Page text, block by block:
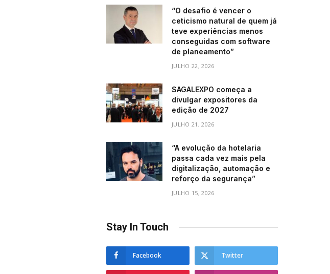
“O desafio é vencer o
ceticismo natural de quem já
teve experiências menos
conseguidas com software
de planeamento”
JULHO 22, 2026
SAGALEXPO começa a
divulgar expositores da
edição de 2027
JULHO 21, 2026
“A evolução da hotelaria
passa cada vez mais pela
digitalização, automação e
reforço da segurança”
JULHO 15, 2026
Stay In Touch
Facebook Twitter